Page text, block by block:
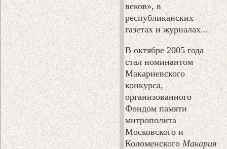
веков», в
республиканских
газетах и журналах...
В октябре 2005 года
стал номинантом
Макариевского
конкурса,
организованного
Фондом памяти
митрополита
Московского и
Коломенского Макария